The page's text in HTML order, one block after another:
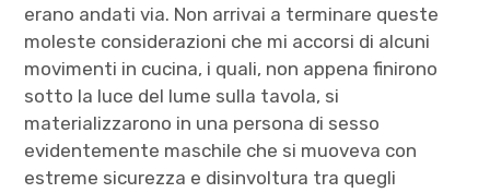
erano andati via. Non arrivai a terminare queste
moleste considerazioni che mi accorsi di alcuni
movimenti in cucina, i quali, non appena finirono
sotto la luce del lume sulla tavola, si
materializzarono in una persona di sesso
evidentemente maschile che si muoveva con
estreme sicurezza e disinvoltura tra quegli